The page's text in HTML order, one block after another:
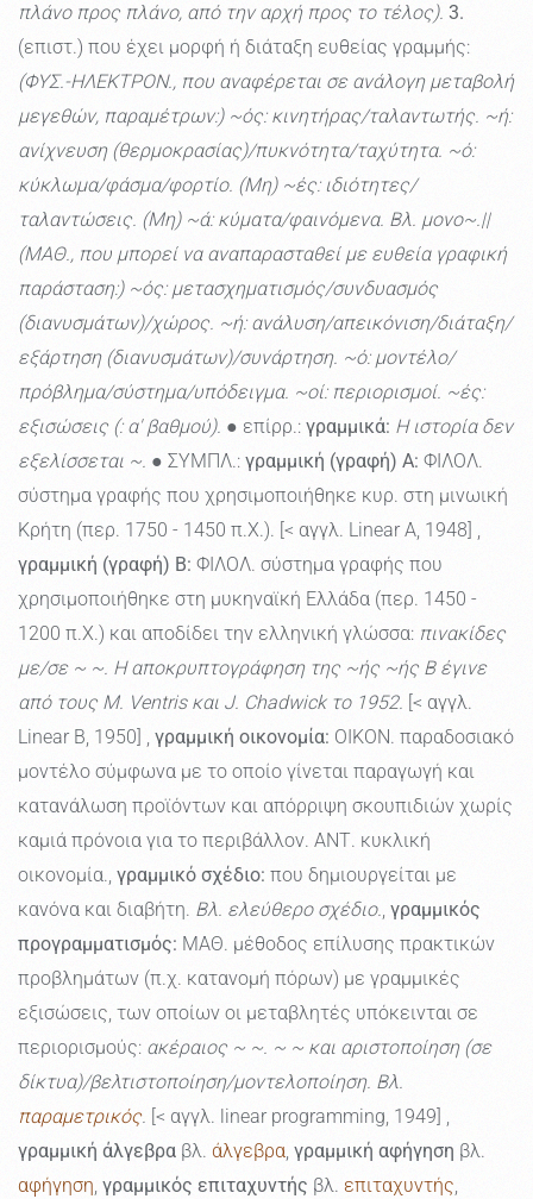
πλάνο προς πλάνο, από την αρχή προς το τέλος). 3.
(επιστ.) που έχει μορφή ή διάταξη ευθείας γραμμής:
(ΦΥΣ.-ΗΛΕΚΤΡΟΝ., που αναφέρεται σε ανάλογη μεταβολή
μεγεθών, παραμέτρων:) ~ός: κινητήρας/ταλαντωτής. ~ή:
ανίχνευση (θερμοκρασίας)/πυκνότητα/ταχύτητα. ~ό:
κύκλωμα/φάσμα/φορτίο. (Μη) ~ές: ιδιότητες/
ταλαντώσεις. (Μη) ~ά: κύματα/φαινόμενα. Βλ. μονο~.||
(ΜΑΘ., που μπορεί να αναπαρασταθεί με ευθεία γραφική
παράσταση:) ~ός: μετασχηματισμός/συνδυασμός
(διανυσμάτων)/χώρος. ~ή: ανάλυση/απεικόνιση/διάταξη/
εξάρτηση (διανυσμάτων)/συνάρτηση. ~ό: μοντέλο/
πρόβλημα/σύστημα/υπόδειγμα. ~οί: περιορισμοί. ~ές:
εξισώσεις (: α' βαθμού). ● επίρρ.: γραμμικά: Η ιστορία δεν
εξελίσσεται ~. ● ΣΥΜΠΛ.: γραμμική (γραφή) Α: ΦΙΛΟΛ.
σύστημα γραφής που χρησιμοποιήθηκε κυρ. στη μινωική
Κρήτη (περ. 1750 - 1450 π.Χ.). [< αγγλ. Linear A, 1948] ,
γραμμική (γραφή) Β: ΦΙΛΟΛ. σύστημα γραφής που
χρησιμοποιήθηκε στη μυκηναϊκή Eλλάδα (περ. 1450 -
1200 π.Χ.) και αποδίδει την ελληνική γλώσσα: πινακίδες
με/σε ~ ~. Η αποκρυπτογράφηση της ~ής ~ής Β έγινε
από τους M. Ventris και J. Chadwick το 1952. [< αγγλ.
Linear Β, 1950] , γραμμική οικονομία: ΟΙΚΟΝ. παραδοσιακό
μοντέλο σύμφωνα με το οποίο γίνεται παραγωγή και
κατανάλωση προϊόντων και απόρριψη σκουπιδιών χωρίς
καμιά πρόνοια για το περιβάλλον. ΑΝΤ. κυκλική
οικονομία., γραμμικό σχέδιο: που δημιουργείται με
κανόνα και διαβήτη. Βλ. ελεύθερο σχέδιο., γραμμικός
προγραμματισμός: ΜΑΘ. μέθοδος επίλυσης πρακτικών
προβλημάτων (π.χ. κατανομή πόρων) με γραμμικές
εξισώσεις, των οποίων οι μεταβλητές υπόκεινται σε
περιορισμούς: ακέραιος ~ ~. ~ ~ και αριστοποίηση (σε
δίκτυα)/βελτιστοποίηση/μοντελοποίηση. Βλ.
παραμετρικός. [< αγγλ. linear programming, 1949] ,
γραμμική άλγεβρα βλ. άλγεβρα, γραμμική αφήγηση βλ.
αφήγηση, γραμμικός επιταχυντής βλ. επιταχυντής,